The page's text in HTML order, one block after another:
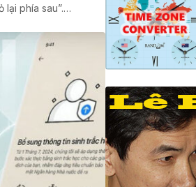
lại phía sau”.…